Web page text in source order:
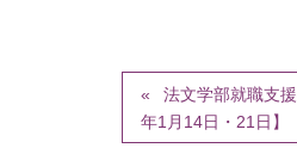
法文学部就職支
年1月14日・21日】